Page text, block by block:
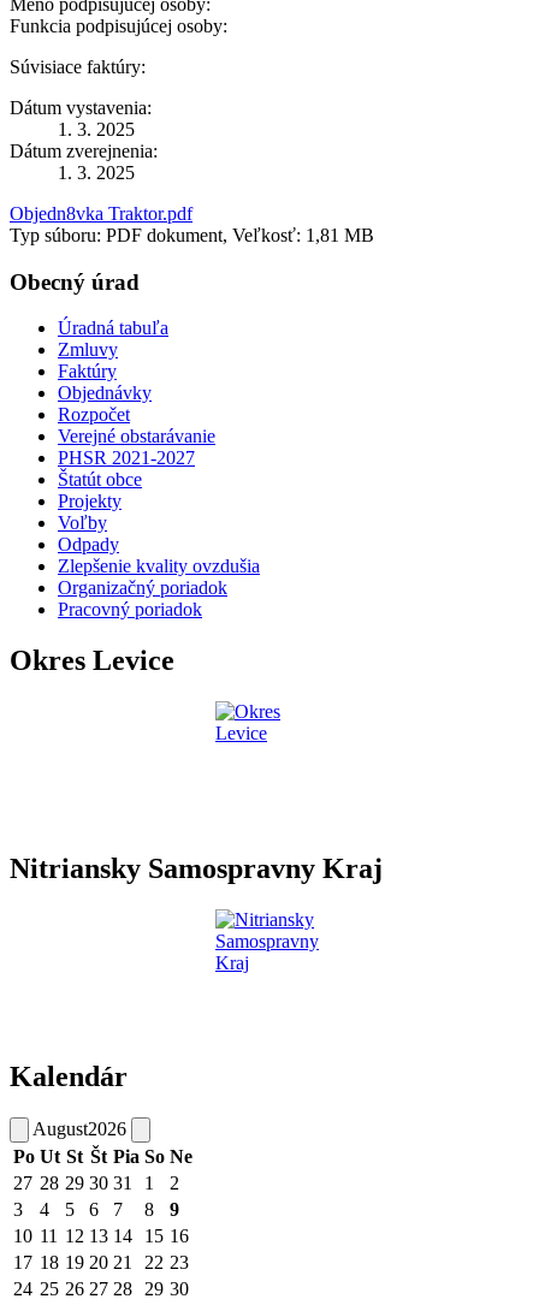
Funkcia podpisujúcej osoby:
Súvisiace faktúry:
Dátum vystavenia:
1. 3. 2025
Dátum zverejnenia:
1. 3. 2025
Objedn8vka Traktor.pdf
Typ súboru: PDF dokument, Veľkosť: 1,81 MB
Obecný úrad
Úradná tabuľa
Zmluvy
Faktúry
Objednávky
Rozpočet
Verejné obstarávanie
PHSR 2021-2027
Štatút obce
Projekty
Voľby
Odpady
Zlepšenie kvality ovzdušia
Organizačný poriadok
Pracovný poriadok
Okres Levice
Nitriansky Samospravny Kraj
Kalendár
August2026
Po Ut St Št Pia So Ne
27 28 29 30 31 1
2
3
4 5 6 7 8
9
10 11 12 13 14 15 16
17 18 19 20 21 22 23
24 25 26 27 28 29 30